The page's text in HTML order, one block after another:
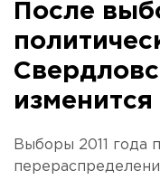
После
изменится
Выборы 2011 года